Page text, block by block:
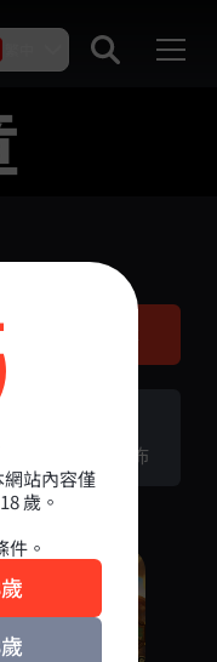
遊戲發佈
網站內容僅
歲。
。